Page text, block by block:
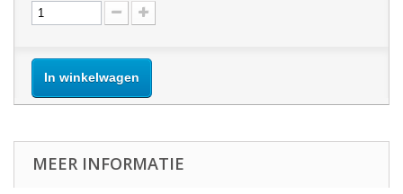
In winkelwagen
MEER INFORMATIE